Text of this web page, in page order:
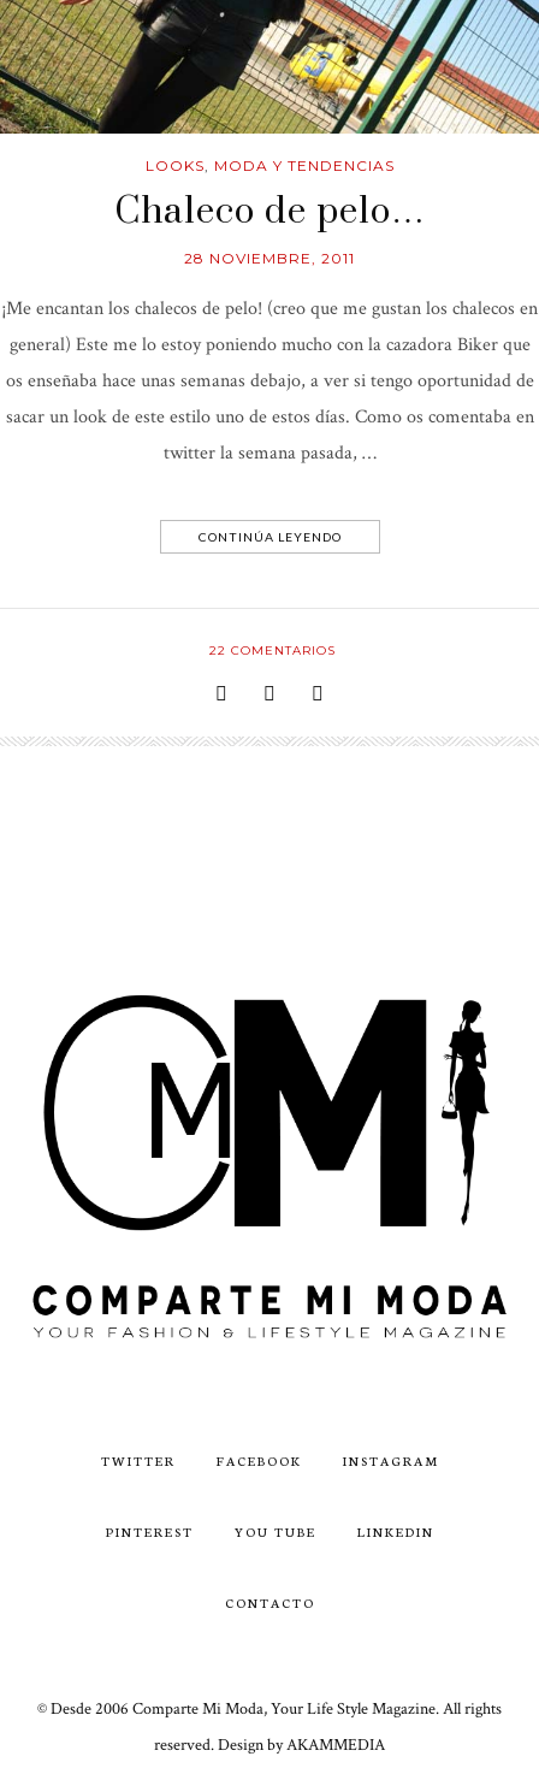
LOOKS, MODA Y TENDENCIAS
Chaleco de pelo…
28 NOVIEMBRE, 2011
¡Me encantan los chalecos de pelo! (creo que me gustan los chalecos en
general) Este me lo estoy poniendo mucho con la cazadora Biker que
os enseñaba hace unas semanas debajo, a ver si tengo oportunidad de
sacar un look de este estilo uno de estos días. Como os comentaba en
twitter la semana pasada, …
CONTINÚA LEYENDO
22 COMENTARIOS
TWITTER FACEBOOK INSTAGRAM
PINTEREST YOU TUBE LINKEDIN
CONTACTO
© Desde 2006 Comparte Mi Moda, Your Life Style Magazine. All rights
reserved. Design by AKAMMEDIA